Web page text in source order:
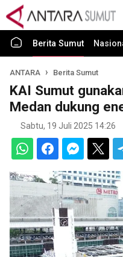
Berita Sumut
ANTARA Berita Sumut
KAI Sumut
Medan dukung
Sabtu, 19 Juli 2025 14:26